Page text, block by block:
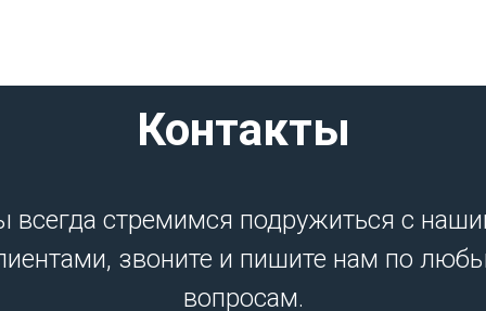
Контакты
всегда стремимся подружиться с
звоните и пишите нам по
вопросам.